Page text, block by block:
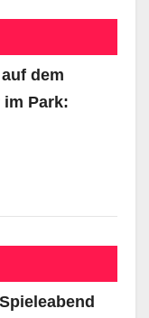
dem
Park: